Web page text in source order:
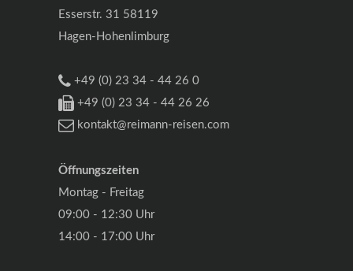
Esserstr. 31 58119
Hagen-Hohenlimburg
+49 (0) 23 34 - 44 26 0
+49 (0) 23 34 - 44 26 26
kontakt@reimann-reisen.com
Öffnungszeiten
Montag - Freitag
09:00 - 12:30 Uhr
14:00 - 17:00 Uhr